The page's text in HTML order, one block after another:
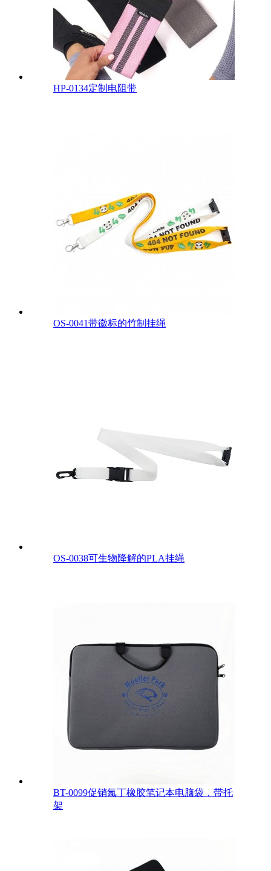
HP-0134定制电阻带
OS-0041带徽标的竹制挂绳
OS-0038可生物降解的PLA挂绳
BT-0099促销氯丁橡胶笔记本电脑袋，带托
架